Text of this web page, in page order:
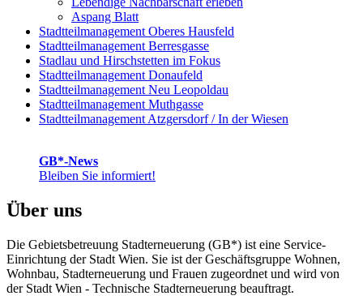
Aspang Blatt
Stadtteilmanagement Oberes Hausfeld
Stadtteilmanagement Berresgasse
Stadlau und Hirschstetten im Fokus
Stadtteilmanagement Donaufeld
Stadtteilmanagement Neu Leopoldau
Stadtteilmanagement Muthgasse
Stadtteilmanagement Atzgersdorf / In der Wiesen
GB*-News
Bleiben Sie informiert!
Über uns
Die Gebietsbetreuung Stadterneuerung (GB*) ist eine Service-
Einrichtung der Stadt Wien. Sie ist der Geschäfts­gruppe Wohnen,
Wohnbau, Stadt­erneuerung und Frauen zugeordnet und wird von
der Stadt Wien - Technische Stadterneuerung beauftragt.